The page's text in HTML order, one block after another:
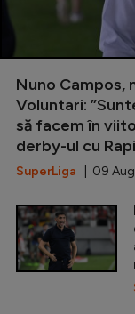
Nuno Campos,
Voluntari:
să facem în
derby-ul cu
SuperLiga | 09